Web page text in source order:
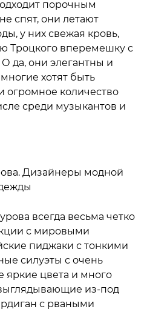
порочным
спят, они летают
у них свежая кровь,
Троцкого вперемешку с
да, они элегантны и
хотят быть
огромное количество
среди музыкантов и
всегда весьма четко
с мировыми
пиджаки с тонкими
силуэты с очень
яркие цвета и много
из-под
с рваными